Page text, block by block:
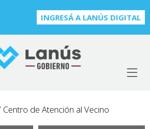
INGRESÁ A LANÚS DIGITAL
Centro de Atención al Vecino